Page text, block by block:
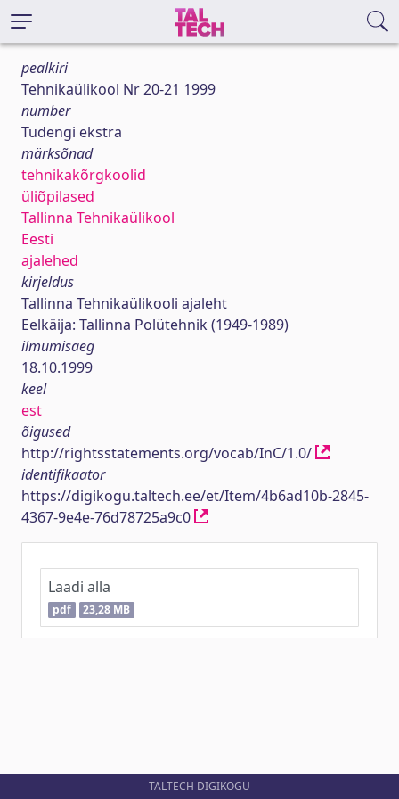
pealkiri
Tehnikaülikool Nr 20-21 1999
number
Tudengi ekstra
märksõnad
tehnikakõrgkoolid
üliõpilased
Tallinna Tehnikaülikool
Eesti
ajalehed
kirjeldus
Tallinna Tehnikaülikooli ajaleht
Eelkäija: Tallinna Polütehnik (1949-1989)
ilmumisaeg
18.10.1999
keel
est
õigused
http://rightsstatements.org/vocab/InC/1.0/
identifikaator
https://digikogu.taltech.ee/et/Item/4b6ad10b-2845-
4367-9e4e-76d78725a9c0
Laadi alla
pdf 23,28 MB
TALTECH DIGIKOGU